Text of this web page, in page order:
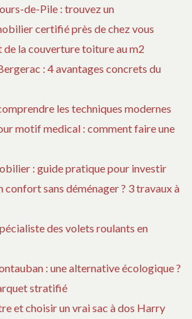
de-Pile : trouvez un
certifié près de chez vous
la couverture toiture au m2
: 4 avantages concrets du
les techniques modernes
motif medical : comment faire une
: guide pratique pour investir
confort sans déménager ? 3 travaux à
des volets roulants en
: une alternative écologique ?
stratifié
et choisir un vrai sac à dos Harry